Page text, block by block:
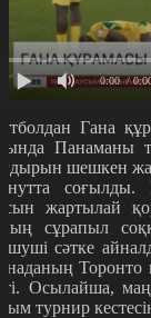
0:00 /
Гана
Панаманы
шешкен
соғылды.
жартылай
сұрапыл
сәтке
Торонто
Осылайша,
турнир